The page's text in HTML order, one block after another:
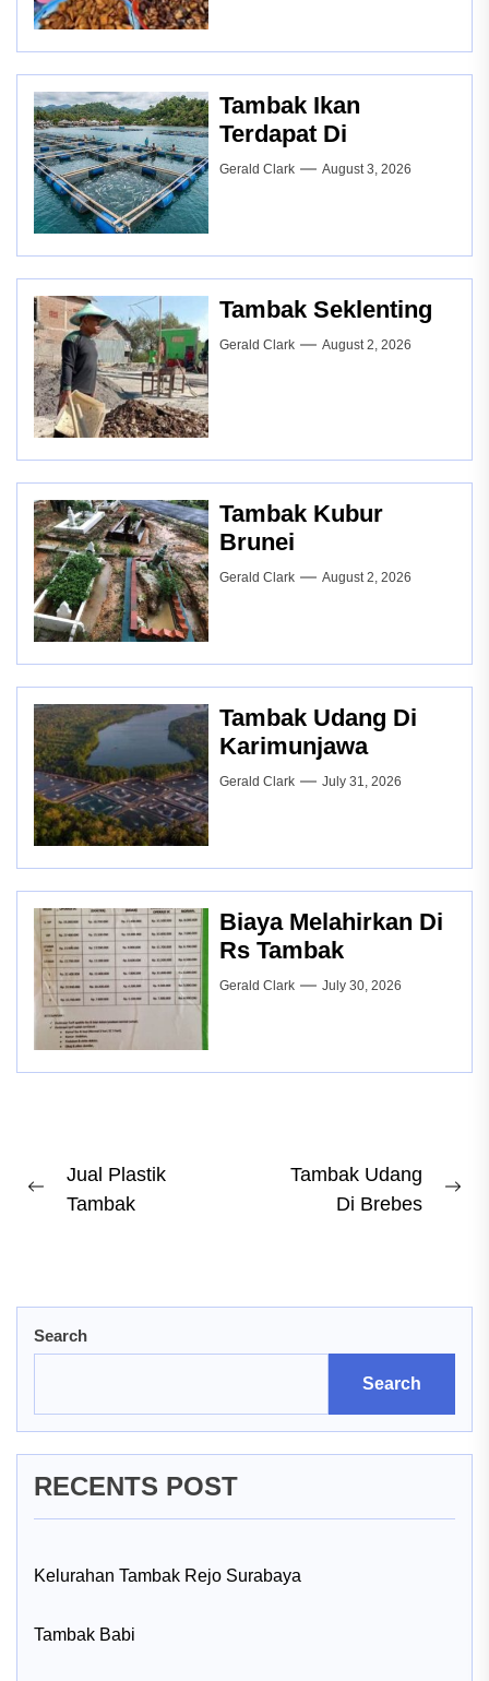
Tambak Ikan
Terdapat Di
Gerald Clark August 3, 2026
Tambak Seklenting
Gerald Clark August 2, 2026
Tambak Kubur
Brunei
Gerald Clark August 2, 2026
Tambak Udang Di
Karimunjawa
Gerald Clark July 31, 2026
Biaya Melahirkan Di
Rs Tambak
Gerald Clark July 30, 2026
Post
navigation
Previous
Jual Plastik
Tambak
Tambak Udang
Di Brebes
Search
Search
RECENTS POST
Kelurahan Tambak Rejo Surabaya
Tambak Babi